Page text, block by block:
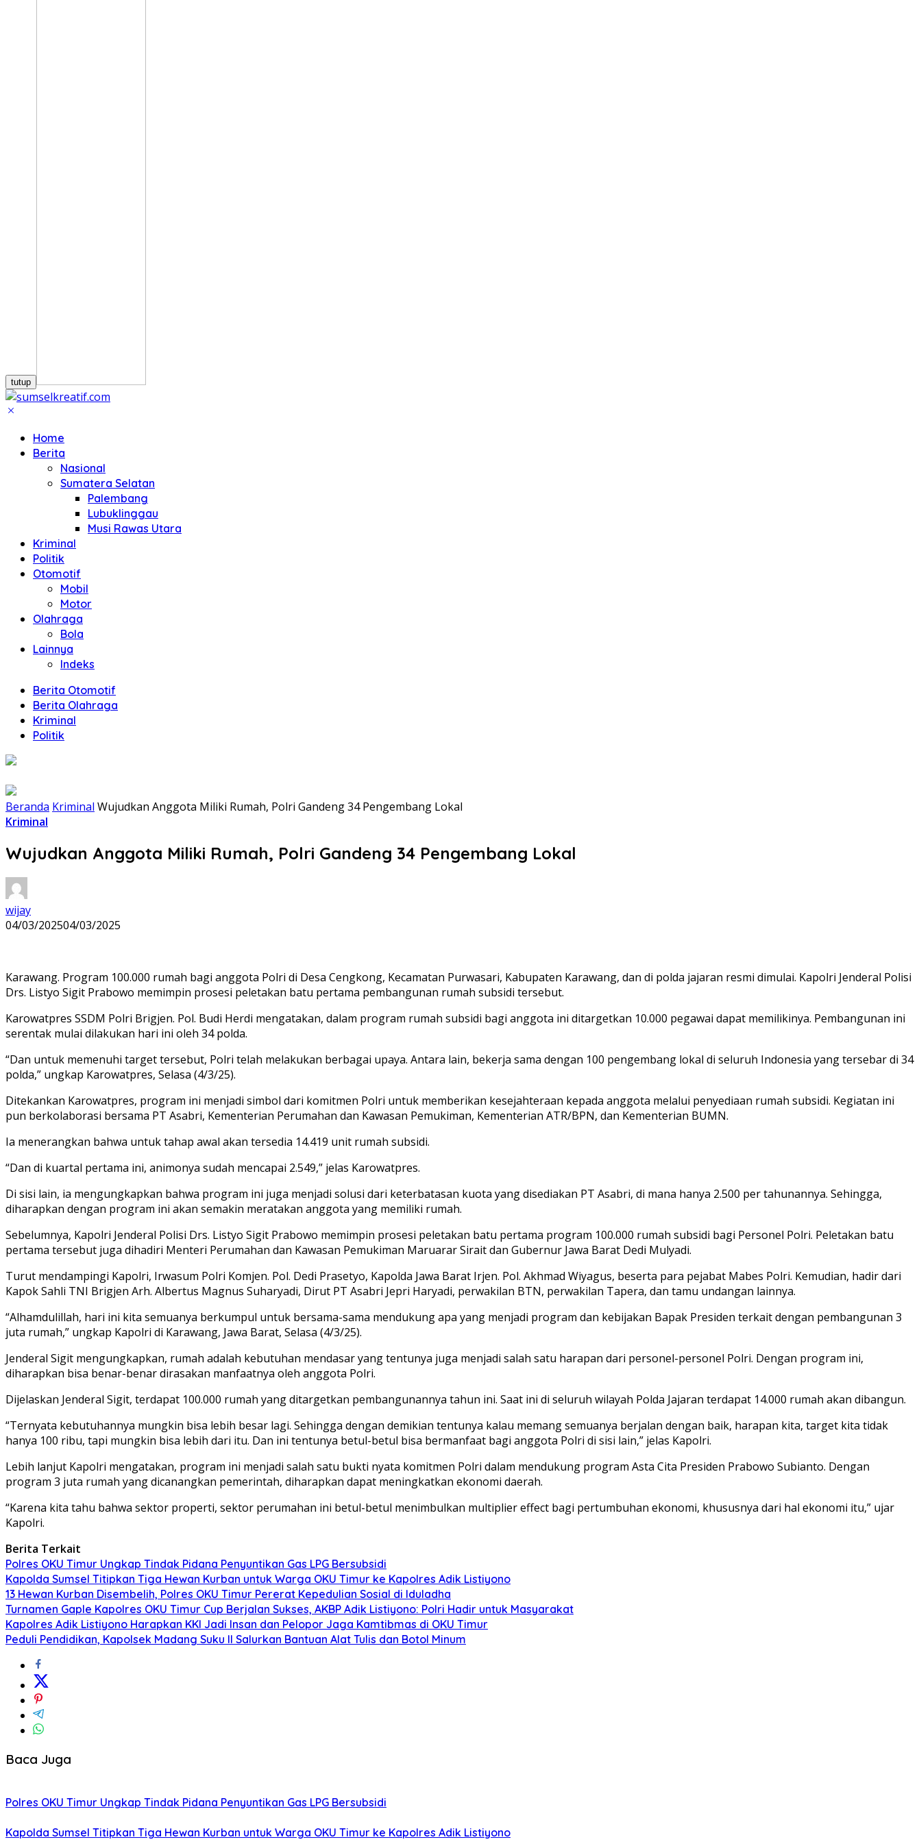
tutup
Home
Berita
Nasional
Sumatera Selatan
Palembang
Lubuklinggau
Musi Rawas Utara
Kriminal
Politik
Otomotif
Mobil
Motor
Olahraga
Bola
Lainnya
Indeks
Berita Otomotif
Berita Olahraga
Kriminal
Politik
Beranda Kriminal Wujudkan Anggota Miliki Rumah, Polri Gandeng 34 Pengembang Lokal
Kriminal
Wujudkan Anggota Miliki Rumah, Polri Gandeng 34 Pengembang Lokal
wijay
04/03/202504/03/2025
Karawang. Program 100.000 rumah bagi anggota Polri di Desa Cengkong, Kecamatan Purwasari, Kabupaten Karawang, dan di polda jajaran resmi dimulai. Kapolri Jenderal Polisi
Drs. Listyo Sigit Prabowo memimpin prosesi peletakan batu pertama pembangunan rumah subsidi tersebut.
Karowatpres SSDM Polri Brigjen. Pol. Budi Herdi mengatakan, dalam program rumah subsidi bagi anggota ini ditargetkan 10.000 pegawai dapat memilikinya. Pembangunan ini
serentak mulai dilakukan hari ini oleh 34 polda.
“Dan untuk memenuhi target tersebut, Polri telah melakukan berbagai upaya. Antara lain, bekerja sama dengan 100 pengembang lokal di seluruh Indonesia yang tersebar di 34
polda,” ungkap Karowatpres, Selasa (4/3/25).
Ditekankan Karowatpres, program ini menjadi simbol dari komitmen Polri untuk memberikan kesejahteraan kepada anggota melalui penyediaan rumah subsidi. Kegiatan ini
pun berkolaborasi bersama PT Asabri, Kementerian Perumahan dan Kawasan Pemukiman, Kementerian ATR/BPN, dan Kementerian BUMN.
Ia menerangkan bahwa untuk tahap awal akan tersedia 14.419 unit rumah subsidi.
“Dan di kuartal pertama ini, animonya sudah mencapai 2.549,” jelas Karowatpres.
Di sisi lain, ia mengungkapkan bahwa program ini juga menjadi solusi dari keterbatasan kuota yang disediakan PT Asabri, di mana hanya 2.500 per tahunannya. Sehingga,
diharapkan dengan program ini akan semakin meratakan anggota yang memiliki rumah.
Sebelumnya, Kapolri Jenderal Polisi Drs. Listyo Sigit Prabowo memimpin prosesi peletakan batu pertama program 100.000 rumah subsidi bagi Personel Polri. Peletakan batu
pertama tersebut juga dihadiri Menteri Perumahan dan Kawasan Pemukiman Maruarar Sirait dan Gubernur Jawa Barat Dedi Mulyadi.
Turut mendampingi Kapolri, Irwasum Polri Komjen. Pol. Dedi Prasetyo, Kapolda Jawa Barat Irjen. Pol. Akhmad Wiyagus, beserta para pejabat Mabes Polri. Kemudian, hadir dari
Kapok Sahli TNI Brigjen Arh. Albertus Magnus Suharyadi, Dirut PT Asabri Jepri Haryadi, perwakilan BTN, perwakilan Tapera, dan tamu undangan lainnya.
“Alhamdulillah, hari ini kita semuanya berkumpul untuk bersama-sama mendukung apa yang menjadi program dan kebijakan Bapak Presiden terkait dengan pembangunan 3
juta rumah,” ungkap Kapolri di Karawang, Jawa Barat, Selasa (4/3/25).
Jenderal Sigit mengungkapkan, rumah adalah kebutuhan mendasar yang tentunya juga menjadi salah satu harapan dari personel-personel Polri. Dengan program ini,
diharapkan bisa benar-benar dirasakan manfaatnya oleh anggota Polri.
Dijelaskan Jenderal Sigit, terdapat 100.000 rumah yang ditargetkan pembangunannya tahun ini. Saat ini di seluruh wilayah Polda Jajaran terdapat 14.000 rumah akan dibangun.
“Ternyata kebutuhannya mungkin bisa lebih besar lagi. Sehingga dengan demikian tentunya kalau memang semuanya berjalan dengan baik, harapan kita, target kita tidak
hanya 100 ribu, tapi mungkin bisa lebih dari itu. Dan ini tentunya betul-betul bisa bermanfaat bagi anggota Polri di sisi lain,” jelas Kapolri.
Lebih lanjut Kapolri mengatakan, program ini menjadi salah satu bukti nyata komitmen Polri dalam mendukung program Asta Cita Presiden Prabowo Subianto. Dengan
program 3 juta rumah yang dicanangkan pemerintah, diharapkan dapat meningkatkan ekonomi daerah.
“Karena kita tahu bahwa sektor properti, sektor perumahan ini betul-betul menimbulkan multiplier effect bagi pertumbuhan ekonomi, khususnya dari hal ekonomi itu,” ujar
Kapolri.
Berita Terkait
Polres OKU Timur Ungkap Tindak Pidana Penyuntikan Gas LPG Bersubsidi
Kapolda Sumsel Titipkan Tiga Hewan Kurban untuk Warga OKU Timur ke Kapolres Adik Listiyono
13 Hewan Kurban Disembelih, Polres OKU Timur Pererat Kepedulian Sosial di Iduladha
Turnamen Gaple Kapolres OKU Timur Cup Berjalan Sukses, AKBP Adik Listiyono: Polri Hadir untuk Masyarakat
Kapolres Adik Listiyono Harapkan KKI Jadi Insan dan Pelopor Jaga Kamtibmas di OKU Timur
Peduli Pendidikan, Kapolsek Madang Suku II Salurkan Bantuan Alat Tulis dan Botol Minum
Baca Juga
Polres OKU Timur Ungkap Tindak Pidana Penyuntikan Gas LPG Bersubsidi
Kapolda Sumsel Titipkan Tiga Hewan Kurban untuk Warga OKU Timur ke Kapolres Adik Listiyono